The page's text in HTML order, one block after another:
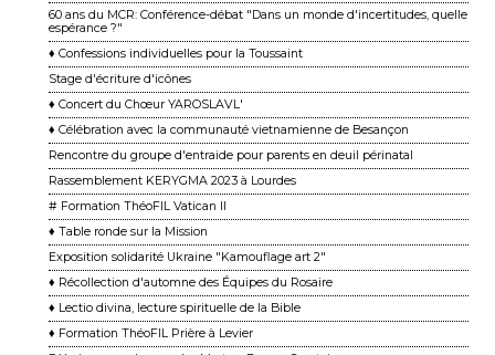
60 ans du MCR: Conférence-débat "Dans un monde d'incertitudes, quelle
espérance ?"
♦ Confessions individuelles pour la Toussaint
Stage d'écriture d'icônes
♦ Concert du Chœur YAROSLAVL'
♦ Célébration avec la communauté vietnamienne de Besançon
Rencontre du groupe d'entraide pour parents en deuil périnatal
Rassemblement KERYGMA 2023 à Lourdes
# Formation ThéoFIL Vatican II
♦ Table ronde sur la Mission
Exposition solidarité Ukraine "Kamouflage art 2"
♦ Récollection d'automne des Équipes du Rosaire
♦ Lectio divina, lecture spirituelle de la Bible
♦ Formation ThéoFIL Prière à Levier